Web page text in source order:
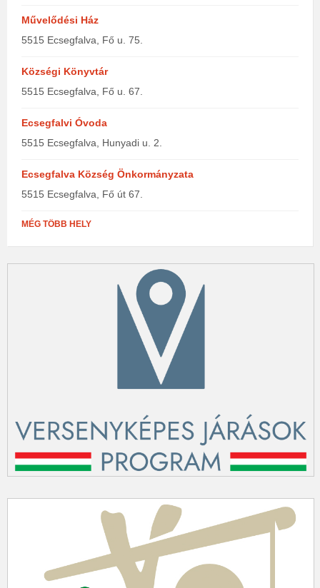
Művelődési Ház
5515 Ecsegfalva, Fő u. 75.
Községi Könyvtár
5515 Ecsegfalva, Fő u. 67.
Ecsegfalvi Óvoda
5515 Ecsegfalva, Hunyadi u. 2.
Ecsegfalva Község Önkormányzata
5515 Ecsegfalva, Fő út 67.
MÉG TÖBB HELY